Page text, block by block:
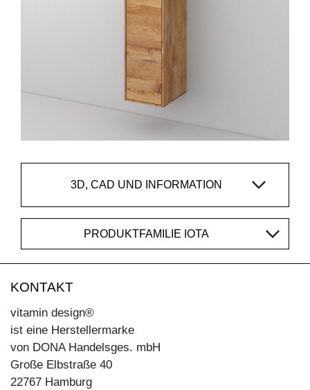
3D, CAD UND INFORMATION
PRODUKTFAMILIE IOTA
KONTAKT
vitamin design®
ist eine Herstellermarke
von DONA Handelsges. mbH
Große Elbstraße 40
22767 Hamburg